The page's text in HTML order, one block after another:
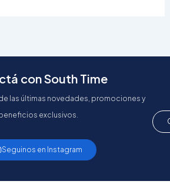
con South Time
las últimas novedades, promociones y
beneficios exclusivos.
Seguinos en Instagram